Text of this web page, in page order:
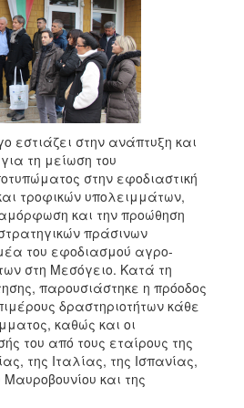
εστιάζει στην ανάπτυξη και
τη μείωση του
στην εφοδιαστική
τροφικών υπολειμμάτων,
και την προώθηση
πράσινων
του εφοδιασμού αγρο-
στη Μεσόγειο. Κατά τη
παρουσιάστηκε η πρόοδος
δραστηριοτήτων κάθε
καθώς και οι
του από τους εταίρους της
της Ιταλίας, της Ισπανίας,
και της